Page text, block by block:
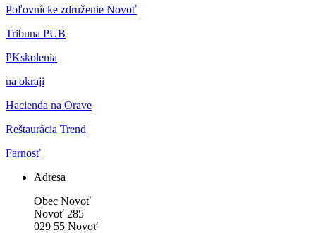
Poľovnícke združenie Novoť
Tribuna PUB
PKskolenia
na okraji
Hacienda na Orave
Reštaurácia Trend
Farnosť
Adresa
Obec Novoť
Novoť 285
029 55 Novoť